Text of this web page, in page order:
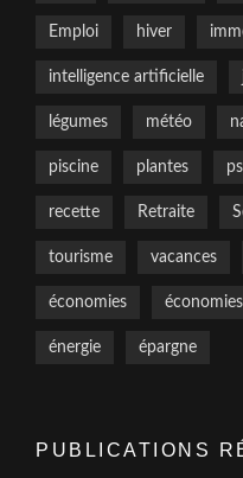
Emploi hiver
intelligence artificielle
légumes météo
piscine plantes
recette Retraite
tourisme vacances
économies
énergie épargne
PUBLICATIONS